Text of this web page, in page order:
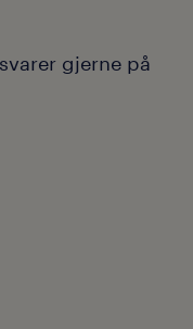
gjerne på